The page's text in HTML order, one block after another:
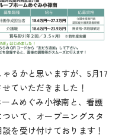
るかと思いますが、5月17
ていただきました！
ムめぐみ小禄南と、看護
いて、オープニングスタ
を受け付けております！